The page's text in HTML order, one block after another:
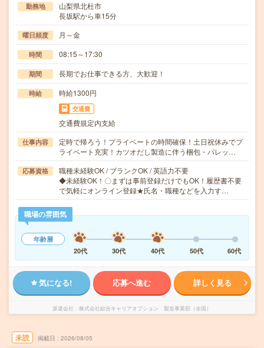
勤務地
山梨県北杜市
長坂駅から車15分
曜日頻度 月～金
時間 08:15～17:30
期間 長期でお仕事できる方、大歓迎！
時給 時給1300円
交通費
交通費規定内支給
仕事内容
定時で帰ろう！プライベートの時間確保！土日祝休みでプ
ライベート充実！カツオだし製造に伴う梱包・パレッ…
応募資格
職種未経験OK / ブランクOK / 英語力不要
◆未経験OK！〇まずは事前登録だけでもOK！履歴書不要
で気軽にオンライン登録★氏名・職種などを入力す…
職場の雰囲気
年齢層
20代
30代 40代 50代 60代
気になる! 応募へ進む 詳しく見る
派遣会社 株式会社綜合キャリアオプション 製造事業部（全国）
未読 掲載日 2026/08/05